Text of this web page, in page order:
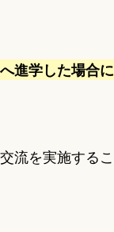
進学した場合
流を実施する